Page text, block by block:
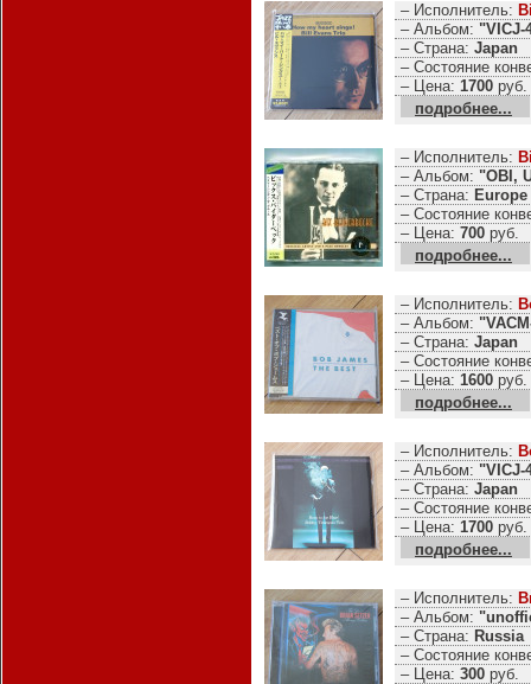
– Исполнитель:
– Альбом: "VICJ-
– Страна: Japan
– Состояние
– Цена: 1700 руб.
подробнее...
– Исполнитель:
– Альбом: "OBI,
– Страна: Europe
– Состояние
– Цена: 700 руб.
подробнее...
– Исполнитель:
– Альбом:
– Страна: Japan
– Состояние
– Цена: 1600 руб.
подробнее...
– Исполнитель:
– Альбом: "VICJ-
– Страна: Japan
– Состояние
– Цена: 1700 руб.
подробнее...
– Исполнитель:
– Альбом:
– Страна: Russia
– Состояние
– Цена: 300 руб.